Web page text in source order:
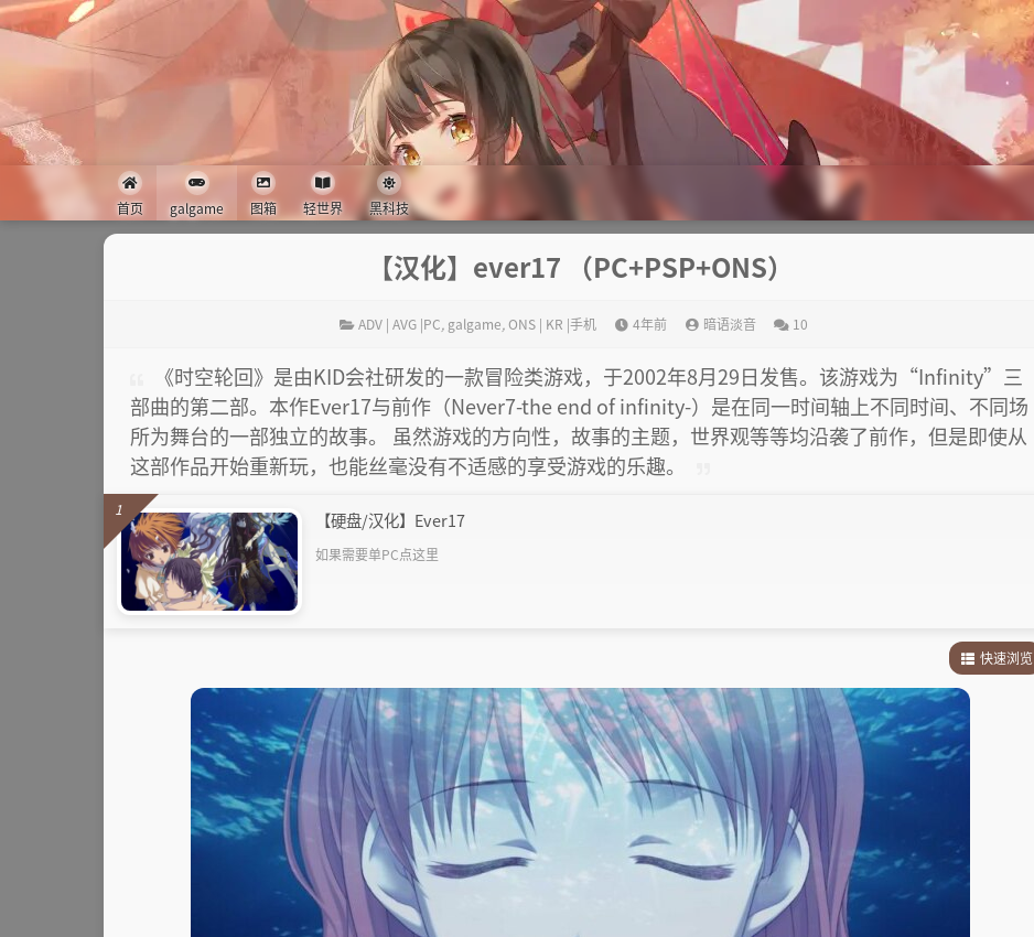
首页 galgame 图箱 轻世界 黑科技
【汉化】ever17 （PC+PSP+ONS）
ADV | AVG |PC, galgame,ONS | KR |手机 4年前 暗语淡音 10
《时空轮回》是由KID会社研发的一款冒险类游戏，于2002年8月29日发售。该游戏为“Infinity”三
部曲的第二部。本作Ever17与前作（Never7-the end of infinity-）是在同一时间轴上不同时间、不同场
所为舞台的一部独立的故事。 虽然游戏的方向性，故事的主题，世界观等等均沿袭了前作，但是即使从
这部作品开始重新玩，也能丝毫没有不适感的享受游戏的乐趣。
【硬盘/汉化】Ever17
如果需要单PC点这里
1
快速浏览
1